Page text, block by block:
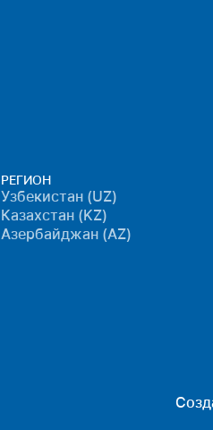
РЕГИОН
Узбекистан (UZ)
Казахстан (KZ)
Азербайджан (AZ)